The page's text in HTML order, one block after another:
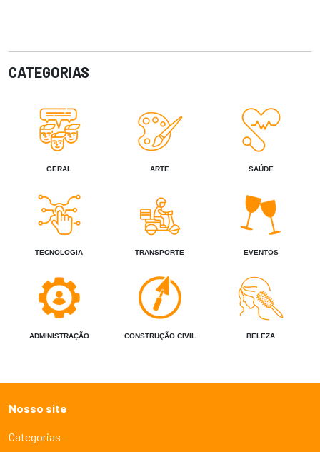
CATEGORIAS
GERAL ARTE SAÚDE
TECNOLOGIA TRANSPORTE EVENTOS
ADMINISTRAÇÃO CONSTRUÇÃO CIVIL BELEZA
Nosso site
Categorias